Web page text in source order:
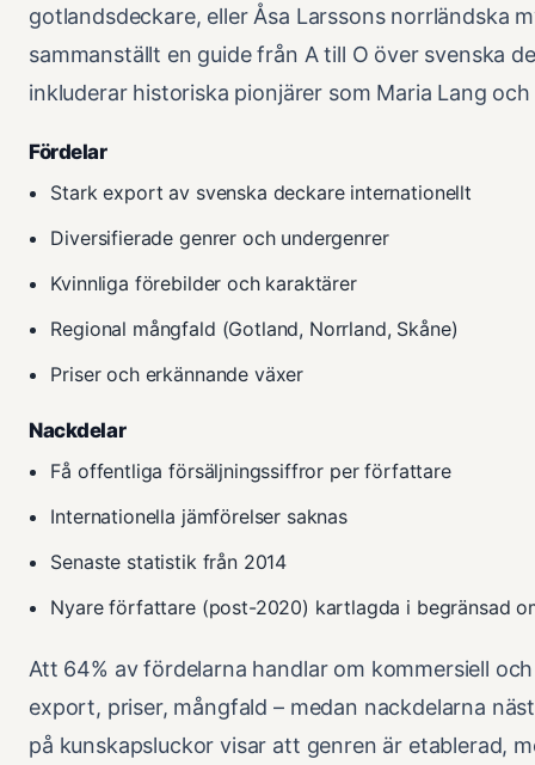
gotlandsdeckare, eller Åsa Larssons norrländska
sammanställt en guide från A till O över svenska
inkluderar historiska pionjärer som Maria Lang
Fördelar
Stark export av svenska deckare internationellt
Diversifierade genrer och undergenrer
Kvinnliga förebilder och karaktärer
Regional mångfald (Gotland, Norrland, Skåne)
Priser och erkännande växer
Nackdelar
Få offentliga försäljningssiffror per författare
Internationella jämförelser saknas
Senaste statistik från 2014
Nyare författare (post-2020) kartlagda i begränsad
Att 64% av fördelarna handlar om kommersiell
export, priser, mångfald – medan nackdelarna
på kunskapsluckor visar att genren är etablerad,